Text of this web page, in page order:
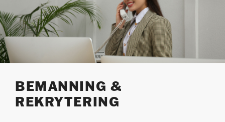
Hållbarhet
Rådgivning
Om Lexium
BEMANNING &
REKRYTERING